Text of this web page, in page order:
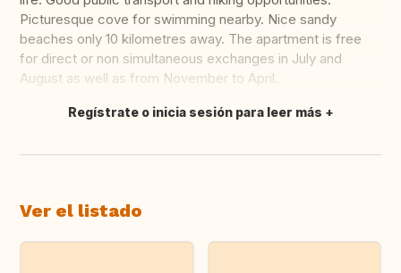
Picturesque cove for swimming nearby. Nice sandy
beaches only 10 kilometres away. The apartment is free
for direct or non simultaneous exchanges in July and
August as well as from November to April.
Traducir
Regístrate o inicia sesión para leer más
Ver el listado